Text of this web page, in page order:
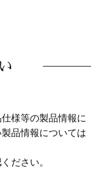
様等の製品情報に
品情報については
ださい。